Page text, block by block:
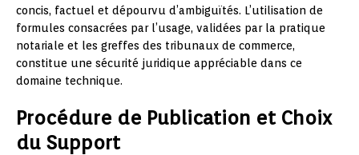
concis, factuel et dépourvu d’ambiguïtés. L’utilisation de
formules consacrées par l’usage, validées par la pratique
notariale et les greffes des tribunaux de commerce,
constitue une sécurité juridique appréciable dans ce
domaine technique.
Procédure de Publication et Choix
du Support